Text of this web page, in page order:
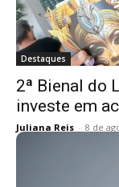
Destaques
2ª Bienal do
investe em
Juliana Reis - 8 de